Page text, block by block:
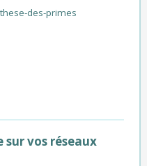
des-primes
vos réseaux